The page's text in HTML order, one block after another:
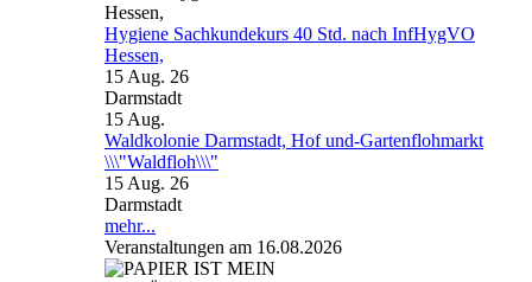
Hygiene Sachkundekurs 40 Std. nach InfHygVO
Hessen,
15 Aug. 26
Darmstadt
15 Aug.
Waldkolonie Darmstadt, Hof und-Gartenflohmarkt
\\\"Waldfloh\\\"
15 Aug. 26
Darmstadt
mehr...
Veranstaltungen am 16.08.2026